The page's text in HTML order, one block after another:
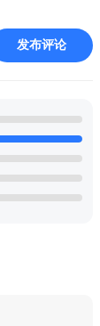
时装和家
小摩尔们共同
爱爱地生活！
多有趣职业
发布评论